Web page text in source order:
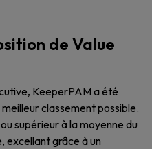
de Value
KeeperPAM a été
classement possible.
supérieur à la moyenne du
excellant grâce à un